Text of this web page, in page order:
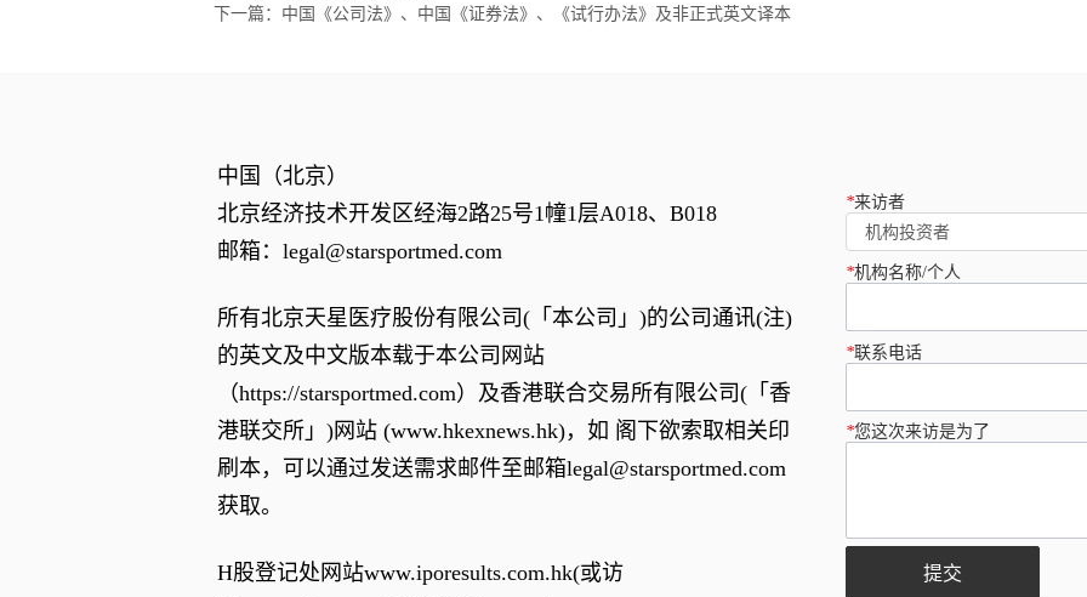
下一篇： 中国《公司法》、中国《证券法》、《试行办法》及非正式英文译本
中国（北京）
北京经济技术开发区经海2路25号1幢1层A018、B018
邮箱： legal@starsportmed.com
所有北京天星医疗股份有限公司(「本公司」)的公司通讯(注)
的英文及中文版本载于本公司网站
（https://starsportmed.com）及香港联合交易所有限公司(「香
港联交所」)网站 (www.hkexnews.hk)，如 阁下欲索取相关印
刷本，可以通过发送需求邮件至邮箱legal@starsportmed.com
获取。
H股登记处网站www.iporesults.com.hk(或访
*来访者
机构投资者
*机构名称/个人
*联系电话
*您这次来访是为了
提交